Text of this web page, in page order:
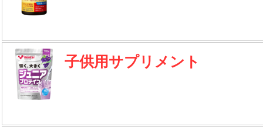
子供用サプリメント